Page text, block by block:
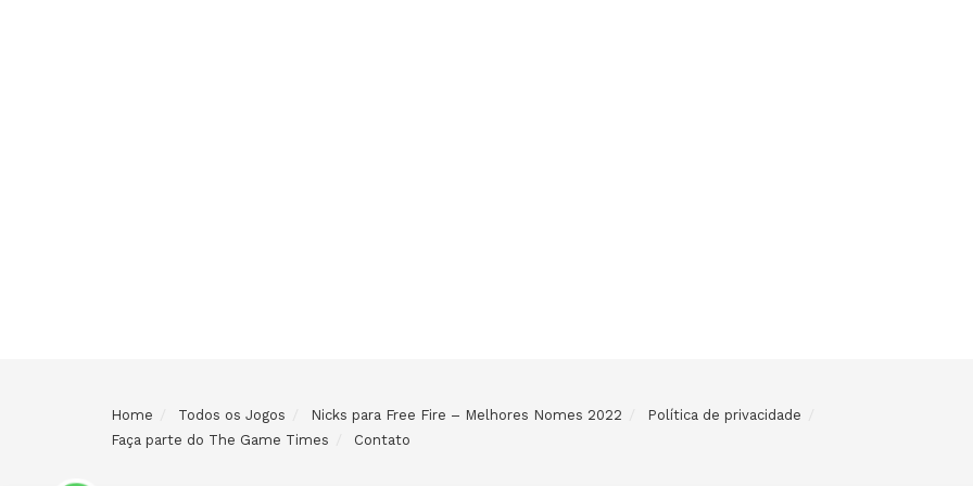
Home Todos os Jogos Nicks para Free Fire – Melhores Nomes 2022
Política de privacidade
Faça parte do The Game Times
Contato